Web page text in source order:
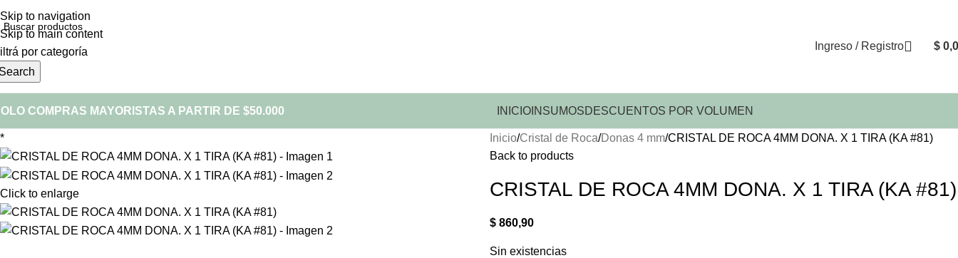
Skip to navigation
Skip to main content
por categoría
Ingreso / Registro $
COMPRAS MAYORISTAS A PARTIR DE $50.000 INICIOINSUMOSDESCUENTOS POR VOLUMEN
*
Click to enlarge
Inicio Cristal de Roca Donas 4 mm CRISTAL DE ROCA 4MM DONA. X 1 TIRA (KA #81)
Back to products
CRISTAL DE ROCA 4MM DONA. X 1 TIRA (KA #81)
$ 860,90
Sin existencias